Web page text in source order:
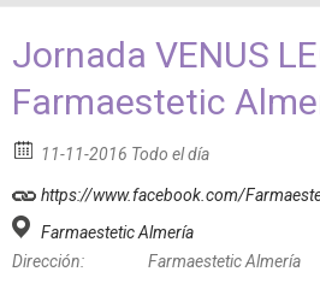
Jornada VENUS
Farmaestetic
11-11-2016 Todo el día
https://www.facebook.com/
Farmaestetic Almería
Dirección:
Farmaestetic Almería